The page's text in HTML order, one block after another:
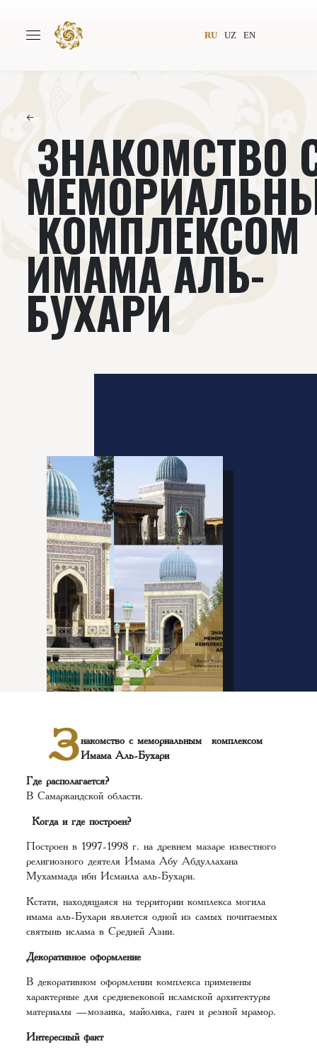
RU UZ EN
Авторы Всемирное общество
Издательство Новости
Проекты Подкасты
Книги Видеолекторий
←
ЗНАКОМСТВО
КОМПЛЕКСОМ
ИМАМА АЛЬ-
БУХАРИ
З накомство с мемориальным комплексом
Имама Аль-Бухари
Где располагается?
В Самаркандской области.
Когда и где построен?
Построен в 1997-1998 г. на древнем мазаре известного
религиозного деятеля Имама Абу Абдуллахана
Мухаммада ибн Исмаила аль-Бухари.
Кстати, находящаяся на территории комплекса могила
имама аль-Бухари является одной из самых почитаемых
святынь ислама в Средней Азии.
Декоративное оформление
В декоративном оформлении комплекса применены
характерные для средневековой исламской архитектуры
материалы —мозаика, майолика, ганч и резной мрамор.
Интересный факт